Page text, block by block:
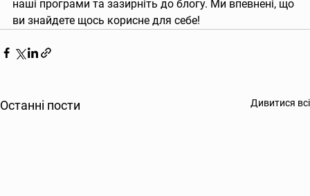
наші програми та зазирніть до блогу. Ми впевнені, що
ви знайдете щось корисне для себе!
Останні пости Дивитися всі